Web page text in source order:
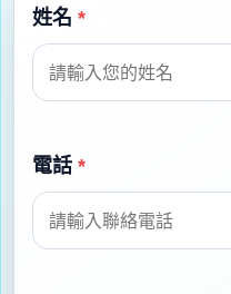
姓名 *
電話 *